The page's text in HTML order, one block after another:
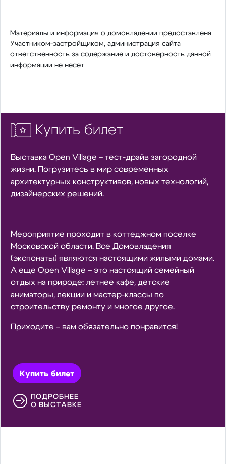
Материалы и информация о домовладении предоставлена
Участником-застройщиком, администрация сайта
ответственность за содержание и достоверность данной
информации не несет
Купить билет
Выставка Open Village – тест-драйв загородной
жизни. Погрузитесь в мир современных
архитектурных конструктивов, новых технологий,
дизайнерских решений.
Мероприятие проходит в коттеджном поселке
Московской области. Все Домовладения
(экспонаты) являются настоящими жилыми домами.
А еще Open Village – это настоящий семейный
отдых на природе: летнее кафе, детские
аниматоры, лекции и мастер-классы по
строительству ремонту и многое другое.
Приходите – вам обязательно понравится!
Купить билет
ПОДРОБНЕЕ
О ВЫСТАВКЕ